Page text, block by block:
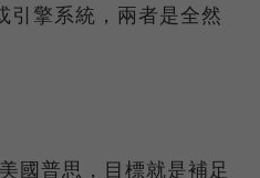
引擎系統，兩者是全然
國普思，目標就是補足